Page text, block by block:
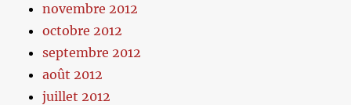
novembre 2012
octobre 2012
septembre 2012
août 2012
juillet 2012